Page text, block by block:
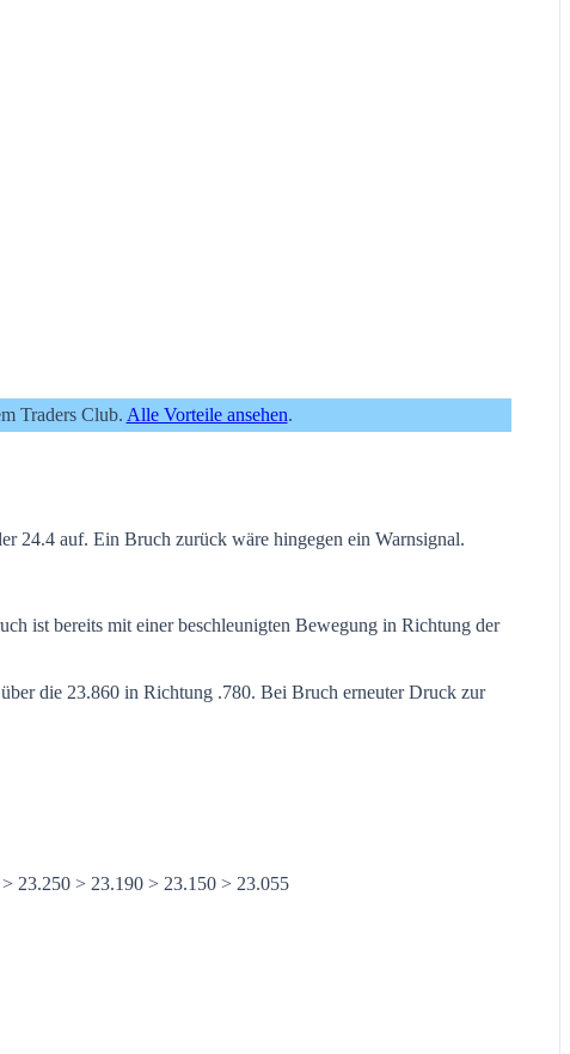
Traders Club. Alle Vorteile ansehen.
24.4 auf. Ein Bruch zurück wäre hingegen ein Warnsignal.
ist bereits mit einer beschleunigten Bewegung in Richtung der
die 23.860 in Richtung .780. Bei Bruch erneuter Druck zur
23.250 > 23.190 > 23.150 > 23.055